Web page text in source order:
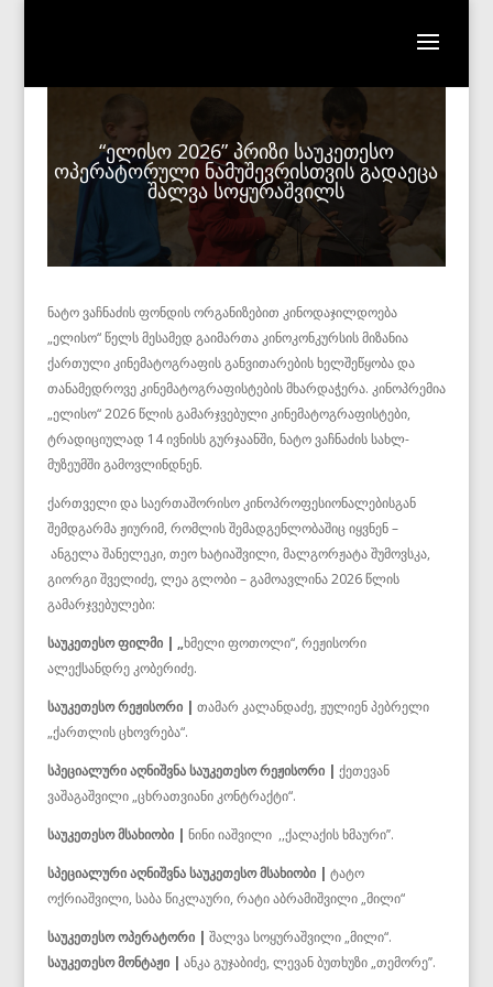
“ელისო 2026” პრიზი საუკეთესო
ოპერატორული ნამუშევრისთვის გადაეცა
შალვა სოყურაშვილს
ნატო ვაჩნაძის ფონდის ორგანიზებით კინოდაჯილდოება
„ელისო“ წელს მესამედ გაიმართა კინოკონკურსის მიზანია
ქართული კინემატოგრაფის განვითარების ხელშეწყობა და
თანამედროვე კინემატოგრაფისტების მხარდაჭერა. კინოპრემია
„ელისო“ 2026 წლის გამარჯვებული კინემატოგრაფისტები,
ტრადიციულად 14 ივნისს გურჯაანში, ნატო ვაჩნაძის სახლ-
მუზეუმში გამოვლინდნენ.
ქართველი და საერთაშორისო კინოპროფესიონალებისგან
შემდგარმა ჟიურიმ, რომლის შემადგენლობაშიც იყვნენ –
ანგელა შანელეკი, თეო ხატიაშვილი, მალგორჟატა შუმოვსკა,
გიორგი შველიძე, ლეა გლობი – გამოავლინა 2026 წლის
გამარჯვებულები:
საუკეთესო ფილმი | „ხმელი ფოთოლი“, რეჟისორი
ალექსანდრე კობერიძე.
საუკეთესო რეჟისორი | თამარ კალანდაძე, ჟულიენ პებრელი
„ქართლის ცხოვრება“.
სპეციალური აღნიშვნა საუკეთესო რეჟისორი | ქეთევან
ვაშაგაშვილი „ცხრათვიანი კონტრაქტი“.
საუკეთესო მსახიობი | ნინი იაშვილი ,,ქალაქის ხმაური’’.
სპეციალური აღნიშვნა საუკეთესო მსახიობი | ტატო
ოქრიაშვილი, საბა წიკლაური, რატი აბრამიშვილი „მილი“
საუკეთესო ოპერატორი | შალვა სოყურაშვილი „მილი“.
საუკეთესო მონტაჟი | ანკა გუჯაბიძე, ლევან ბუთხუზი „თემორე’’.